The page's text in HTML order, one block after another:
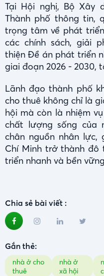
Tại Hội nghị, Bộ Xây
Thành phố thông tin,
trọng tâm về phát
các chính sách, giải
thiện Đề án phát triển
giai đoạn 2026 - 2030,
Lãnh đạo thành phố
cho thuê không chỉ là
hội mà còn là nhiệm
chất lượng sống của
chân nguồn nhân lực,
Chí Minh trở thành đô
triển nhanh và bền
Chia sẻ bài viết :
Gắn thẻ:
nhà ở cho
thuê
nhà ở
xã hội